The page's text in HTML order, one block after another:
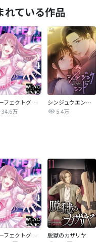
れている作品
パーフェクトグリッター
34.6万
シンジュウエンド【タテヨミ】
5.4万
パーフェクトグリッター
脱獄のカザリヤ